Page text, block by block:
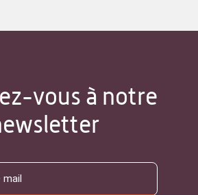
vous à notre